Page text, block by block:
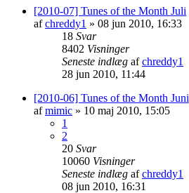
[2010-07] Tunes of the Month Juli
afchreddy1 » 08 jun 2010, 16:33
18 Svar
8402 Visninger
Seneste indlæg afchreddy1
28 jun 2010, 11:44
[2010-06] Tunes of the Month Juni
afmimic » 10 maj 2010, 15:05
1
2
20 Svar
10060 Visninger
Seneste indlæg afchreddy1
08 jun 2010, 16:31